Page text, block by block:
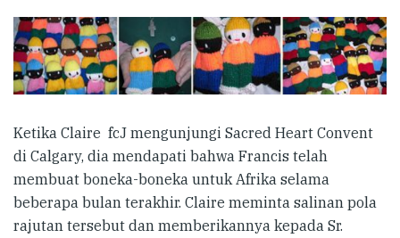
Ketika Claire fcJ mengunjungi Sacred Heart Convent
di Calgary, dia mendapati bahwa Francis telah
membuat boneka-boneka untuk Afrika selama
beberapa bulan terakhir. Claire meminta salinan pola
rajutan tersebut dan memberikannya kepada Sr.